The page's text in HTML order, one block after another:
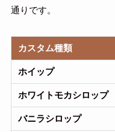
通りです。
カスタム種類
ホイップ
ホワイトモカシロップ
バニラシロップ